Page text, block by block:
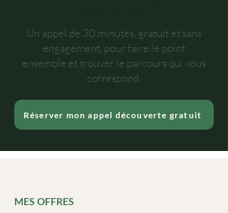
Un appel de 30 minutes, gratuit et sans
engagement, pour faire le point
ensemble et trouver le parcours qui vous
correspond.
Réserver mon appel découverte gratuit
MES OFFRES